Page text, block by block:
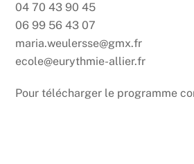
04 70 43 90 45
06 99 56 43 07
maria.weulersse@gmx.fr
ecole@eurythmie-allier.fr
Pour télécharger le programme